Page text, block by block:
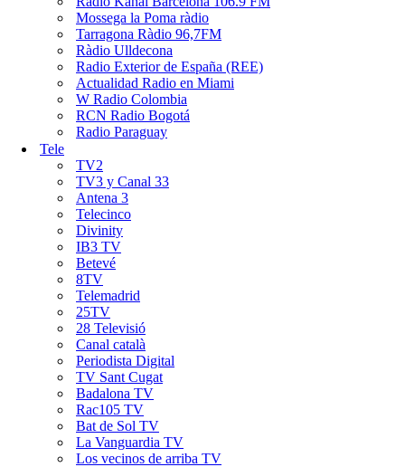
Mossega la Poma ràdio
Tarragona Ràdio 96,7FM
Ràdio Ulldecona
Radio Exterior de España (REE)
Actualidad Radio en Miami
W Radio Colombia
RCN Radio Bogotá
Radio Paraguay
Tele
TV2
TV3 y Canal 33
Antena 3
Telecinco
Divinity
IB3 TV
Betevé
8TV
Telemadrid
25TV
28 Televisió
Canal català
Periodista Digital
TV Sant Cugat
Badalona TV
Rac105 TV
Bat de Sol TV
La Vanguardia TV
Los vecinos de arriba TV